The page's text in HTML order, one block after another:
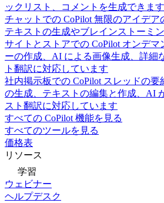
ックリスト、コメントを生成できます
チャットでの CoPilot 無限のアイデア
テキストの生成やブレインストーミ
サイトとストアでの CoPilot オンデマ
ーの作成、AI による画像生成、詳細
ト翻訳に対応しています
社内掲示板での CoPilot スレッドの要
の生成、テキストの編集と作成、AI
スト翻訳に対応しています
すべての CoPilot 機能を見る
すべてのツールを見る
価格表
リソース
学習
ウェビナー
ヘルプデスク